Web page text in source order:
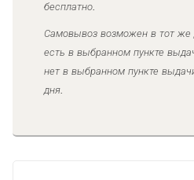
бесплатно.
Самовывоз возможен в тот же
есть в выбранном пункте
нет в выбранном пункте
дня.